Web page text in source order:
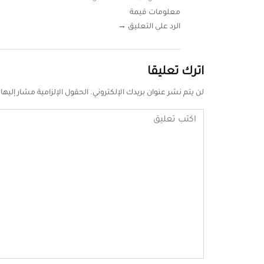
معلومات قيمة
الرد على التعليق →
اترك تعليقا
لن يتم نشر عنوان بريدك الإلكتروني. الحقول الإلزامية مشار إليها